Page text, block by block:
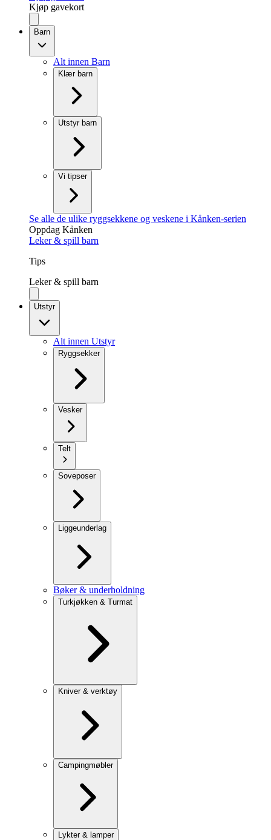
Kjøp gavekort
Barn
Alt innen Barn
Klær barn
Utstyr barn
Vi tipser
Se alle de ulike ryggsekkene og veskene i Kånken-serien
Oppdag Kånken
Leker & spill barn
Tips
Leker & spill barn
Utstyr
Alt innen Utstyr
Ryggsekker
Vesker
Telt
Soveposer
Liggeunderlag
Bøker & underholdning
Turkjøkken & Turmat
Kniver & verktøy
Campingmøbler
Lykter & lamper